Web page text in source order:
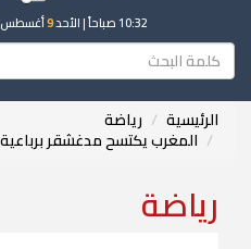
10:32 صباحاً | الأحد9أغسطس 2026
الرئيسية رياضة
المغرب يكتسح مدغشقر
رياضة